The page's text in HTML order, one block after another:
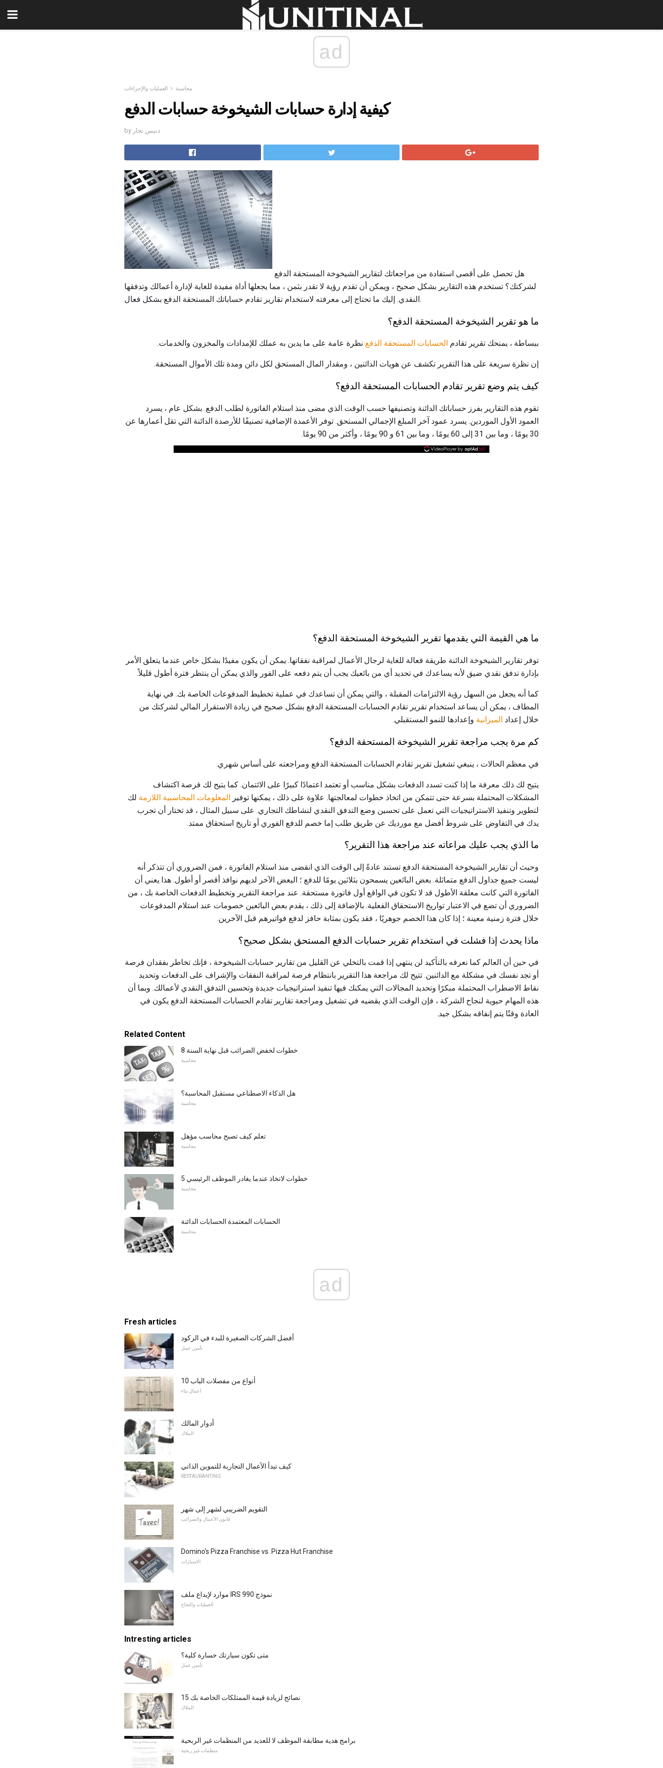
ad
محاسبة العمليات والإجراءات
كيفية إدارة حسابات الشيخوخة حسابات الدفع
by دنيس نجار
لشركتك؟ تستخدم هذه التقارير بشكل صحيح ، ويمكن أن تقدم رؤية لا تقدر بثمن ، مما يجعلها أداة مفيدة للغاية لإدارة أعمالك وتدفقها
النقدي. إليك ما تحتاج إلى معرفته لاستخدام تقارير تقادم حساباتك المستحقة الدفع بشكل فعال.
ما هو تقرير الشيخوخة المستحقة الدفع؟
ببساطة ، يمنحك تقرير تقادم الحسابات المستحقة الدفع نظرة عامة على ما يدين به عملك للإمدادات والمخزون والخدمات.
إن نظرة سريعة على هذا التقرير تكشف عن هويات الدائنين ، ومقدار المال المستحق لكل دائن ومدة تلك الأموال المستحقة.
كيف يتم وضع تقرير تقادم الحسابات المستحقة الدفع؟
تقوم هذه التقارير بفرز حساباتك الدائنة وتصنيفها حسب الوقت الذي مضى منذ استلام الفاتورة لطلب الدفع. بشكل عام ، يسرد
العمود الأول الموردين. يسرد عمود آخر المبلغ الإجمالي المستحق. توفر الأعمدة الإضافية تصنيفًا للأرصدة الدائنة التي تقل أعمارها عن
30 يومًا ، وما بين 31 إلى 60 يومًا ، وما بين 61 و 90 يومًا ، وأكثر من 90 يومًا.
ما هي القيمة التي يقدمها تقرير الشيخوخة المستحقة الدفع؟
توفر تقارير الشيخوخة الدائنة طريقة فعالة للغاية لرجال الأعمال لمراقبة نفقاتها. يمكن أن يكون مفيدًا بشكل خاص عندما يتعلق الأمر
بإدارة تدفق نقدي ضيق لأنه يساعدك في تحديد أي من بائعيك يجب أن يتم دفعه على الفور والذي يمكن أن ينتظر فترة أطول قليلاً.
كما أنه يجعل من السهل رؤية الالتزامات المقبلة ، والتي يمكن أن تساعدك في عملية تخطيط المدفوعات الخاصة بك. في نهاية
المطاف ، يمكن أن يساعد استخدام تقرير تقادم الحسابات المستحقة الدفع بشكل صحيح في زيادة الاستقرار المالي لشركتك من
خلال إعداد الميزانية وإعدادها للنمو المستقبلي.
كم مرة يجب مراجعة تقرير الشيخوخة المستحقة الدفع؟
في معظم الحالات ، ينبغي تشغيل تقرير تقادم الحسابات المستحقة الدفع ومراجعته على أساس شهري.
يتيح لك ذلك معرفة ما إذا كنت تسدد الدفعات بشكل مناسب أو تعتمد اعتمادًا كبيرًا على الائتمان. كما يتيح لك فرصة اكتشاف
المشكلات المحتملة بسرعة حتى تتمكن من اتخاذ خطوات لمعالجتها. علاوة على ذلك ، يمكنها توفير المعلومات المحاسبية اللازمة لك
لتطوير وتنفيذ الاستراتيجيات التي تعمل على تحسين وضع التدفق النقدي لنشاطك التجاري. على سبيل المثال ، قد تختار أن تجرب
يدك في التفاوض على شروط أفضل مع مورديك عن طريق طلب إما خصم للدفع الفوري أو تاريخ استحقاق ممتد.
ما الذي يجب عليك مراعاته عند مراجعة هذا التقرير؟
وحيث أن تقارير الشيخوخة المستحقة الدفع تستند عادةً إلى الوقت الذي انقضى منذ استلام الفاتورة ، فمن الضروري أن تتذكر أنه
ليست جميع جداول الدفع متماثلة. بعض البائعين يسمحون بثلاثين يومًا للدفع ؛ البعض الآخر لديهم نوافذ أقصر أو أطول. هذا يعني أن
الفاتورة التي كانت معلقة الأطول قد لا تكون في الواقع أول فاتورة مستحقة. عند مراجعة التقرير وتخطيط الدفعات الخاصة بك ، من
الضروري أن تضع في الاعتبار تواريخ الاستحقاق الفعلية. بالإضافة إلى ذلك ، يقدم بعض البائعين خصومات عند استلام المدفوعات
خلال فترة زمنية معينة ؛ إذا كان هذا الخصم جوهريًا ، فقد يكون بمثابة حافز لدفع فواتيرهم قبل الآخرين.
ماذا يحدث إذا فشلت في استخدام تقرير حسابات الدفع المستحق بشكل صحيح؟
في حين أن العالم كما نعرفه بالتأكيد لن ينتهي إذا قمت بالتخلي عن القليل من تقارير حسابات الشيخوخة ، فإنك تخاطر بفقدان فرصة
أو تجد نفسك في مشكلة مع الدائنين. تتيح لك مراجعة هذا التقرير بانتظام فرصة لمراقبة النفقات والإشراف على الدفعات وتحديد
نقاط الاضطراب المحتملة مبكرًا وتحديد المجالات التي يمكنك فيها تنفيذ استراتيجيات جديدة وتحسين التدفق النقدي لأعمالك. وبما أن
هذه المهام حيوية لنجاح الشركة ، فإن الوقت الذي يقضيه في تشغيل ومراجعة تقارير تقادم الحسابات المستحقة الدفع يكون في
العادة وقتًا يتم إنفاقه بشكل جيد.
Related Content
8 خطوات لخفض الضرائب قبل نهاية السنة
محاسبة
هل الذكاء الاصطناعي مستقبل المحاسبة؟
محاسبة
تعلم كيف تصبح محاسب مؤهل
محاسبة
5 خطوات لاتخاذ عندما يغادر الموظف الرئيسي
محاسبة
الحسابات المعتمدة الحسابات الدائنة
محاسبة
ad
Fresh articles
أفضل الشركات الصغيرة للبدء في الركود
تأمين عمل
10 أنواع من مفصلات الباب
اعمال بناء
أدوار المالك
الملاك
كيف تبدأ الأعمال التجارية للتموين الذاتي
RESTAURANTING
التقويم الضريبي لشهر إلى شهر
قانون الأعمال والضرائب
Domino's Pizza Franchise vs. Pizza Hut Franchise
الامتيازات
موارد لإيداع ملف IRS نموذج 990
العمليات والنجاح
Intresting articles
متى تكون سيارتك خسارة كلية؟
تأمين عمل
15 نصائح لزيادة قيمة الممتلكات الخاصة بك
الملاك
برامج هدية مطابقة الموظف لا للعديد من المنظمات غير الربحية
منظمات غير ربحية